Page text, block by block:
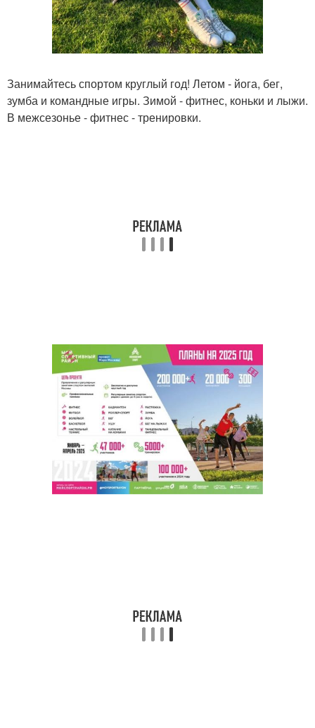
Занимайтесь спортом круглый год! Летом - йога, бег,
зумба и командные игры. Зимой - фитнес, коньки и лыжи.
В межсезонье - фитнес - тренировки.